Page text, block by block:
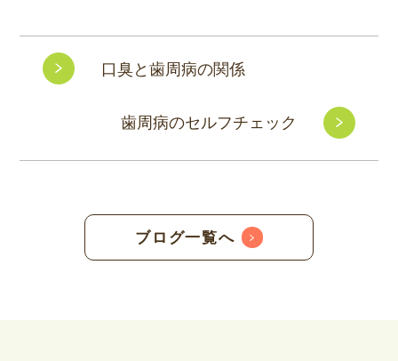
口臭と歯周病の関係
歯周病のセルフチェック
ブログ一覧へ